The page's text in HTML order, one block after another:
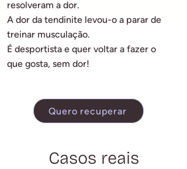
resolveram a dor.
A dor da tendinite levou-o a parar de
treinar musculação.
É desportista e quer voltar a fazer o
que gosta, sem dor!
Quero recuperar
Casos reais